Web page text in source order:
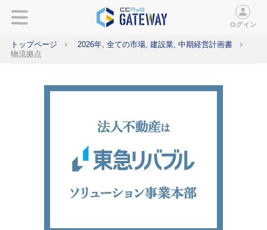
ログイン
トップページ
2026年, 全ての市場, 建設業, 中期経営計画書
物流拠点